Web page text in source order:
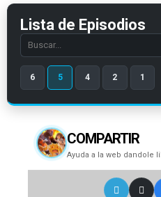
Lista de Episodios
Search
episode
number
6 5 4 2 1
COMPARTIR
Ayuda a la web dandole